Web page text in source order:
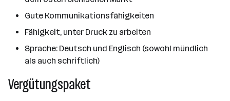
Gute Kommunikationsfähigkeiten
Fähigkeit, unter Druck zu arbeiten
Sprache: Deutsch und Englisch (sowohl mündlich
als auch schriftlich)
Vergütungspaket